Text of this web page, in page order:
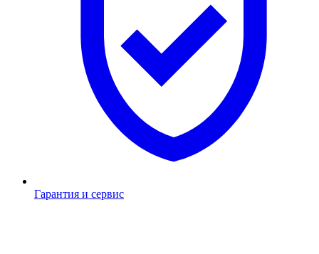
Гарантия и сервис